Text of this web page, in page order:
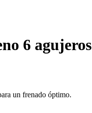
6 agujeros
un frenado óptimo.